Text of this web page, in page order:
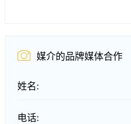
媒介的品牌媒体合作
姓名:
电话: